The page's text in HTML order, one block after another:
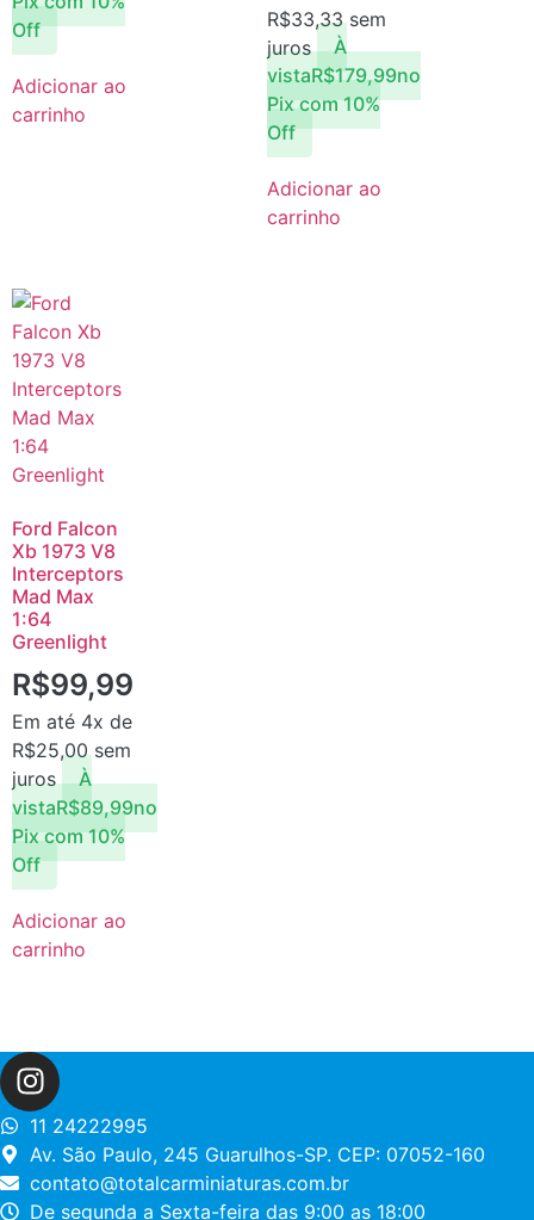
Off
Adicionar ao
carrinho
R$33,33sem
juros
À
vistaR$179,99no
Pix com 10%
Off
Adicionar ao
carrinho
Ford Falcon
Xb 1973 V8
Interceptors
Mad Max
1:64
Greenlight
R$99,99
Em até 4x de
R$25,00sem
juros
À
vistaR$89,99no
Pix com 10%
Off
Adicionar ao
carrinho
11 24222995
Av. São Paulo, 245 Guarulhos-SP. CEP: 07052-160
contato@totalcarminiaturas.com.br
De segunda a Sexta-feira das 9:00 as 18:00